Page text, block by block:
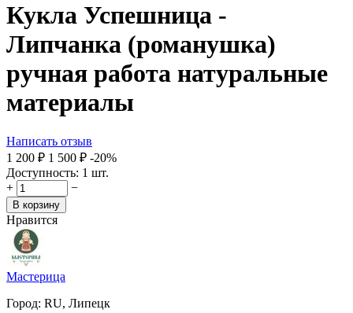
Кукла Успешница -
Липчанка (романушка)
ручная работа натуральные
материалы
Написать отзыв
1 200 ₽ 1 500 ₽ -20%
Доступность: 1 шт.
+
−
В корзину
Нравится
Мастерица
Город: RU, Липецк